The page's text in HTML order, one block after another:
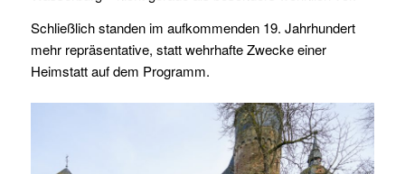
Schließlich standen im aufkommenden 19. Jahrhundert
mehr repräsentative, statt wehrhafte Zwecke einer
Heimstatt auf dem Programm.